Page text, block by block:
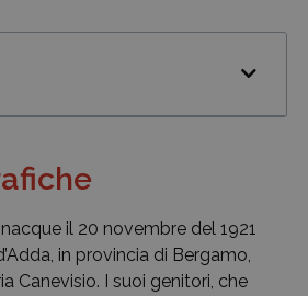
il 20 novembre del 1921
in provincia di Bergamo,
Canevisio. I suoi genitori, che